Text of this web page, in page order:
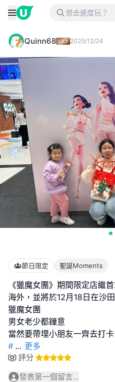
Quinn68 2025/12/24
節日限定 聖誕Moments
《獵魔女團》期間限定店繼
海外，並將於12月18日在沙
獵魔女團
男女老少都鐘意
# ... 更多
評分
發表第一個留言...